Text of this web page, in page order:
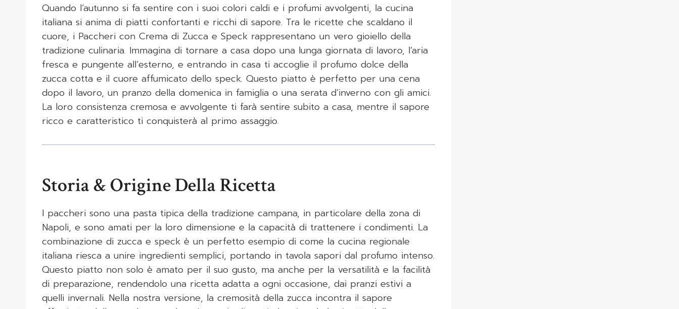
Quando l’autunno si fa sentire con i suoi colori caldi e i profumi avvolgenti, la cucina
italiana si anima di piatti confortanti e ricchi di sapore. Tra le ricette che scaldano il
cuore, i Paccheri con Crema di Zucca e Speck rappresentano un vero gioiello della
tradizione culinaria. Immagina di tornare a casa dopo una lunga giornata di lavoro, l’aria
fresca e pungente all’esterno, e entrando in casa ti accoglie il profumo dolce della
zucca cotta e il cuore affumicato dello speck. Questo piatto è perfetto per una cena
dopo il lavoro, un pranzo della domenica in famiglia o una serata d’inverno con gli amici.
La loro consistenza cremosa e avvolgente ti farà sentire subito a casa, mentre il sapore
ricco e caratteristico ti conquisterà al primo assaggio.
Storia & Origine Della Ricetta
I paccheri sono una pasta tipica della tradizione campana, in particolare della zona di
Napoli, e sono amati per la loro dimensione e la capacità di trattenere i condimenti. La
combinazione di zucca e speck è un perfetto esempio di come la cucina regionale
italiana riesca a unire ingredienti semplici, portando in tavola sapori dal profumo intenso.
Questo piatto non solo è amato per il suo gusto, ma anche per la versatilità e la facilità
di preparazione, rendendolo una ricetta adatta a ogni occasione, dai pranzi estivi a
quelli invernali. Nella nostra versione, la cremosità della zucca incontra il sapore